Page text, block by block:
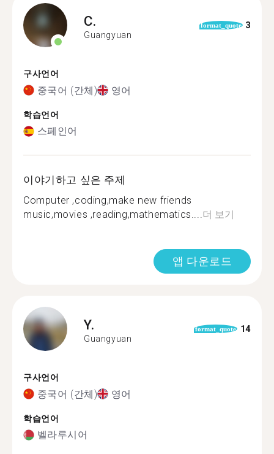
C.
Guangyuan
format_quote 3
구사언어
중국어 (간체) 영어
학습언어
스페인어
이야기하고 싶은 주제
Computer ,coding,make new friends
music,movies ,reading,mathematics....더 보기
앱 다운로드
Y.
Guangyuan
format_quote 14
구사언어
중국어 (간체) 영어
학습언어
벨라루시어